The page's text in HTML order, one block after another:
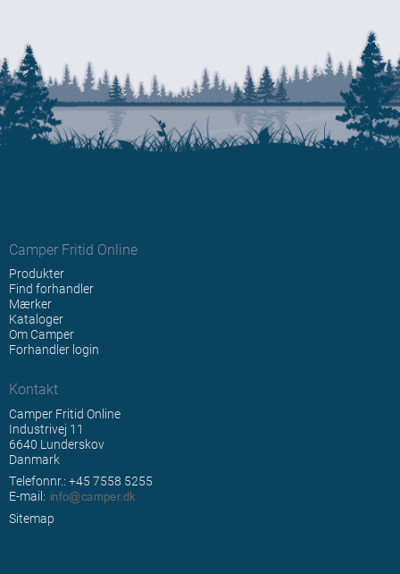
Camper Fritid Online
Produkter
Find forhandler
Mærker
Kataloger
Om Camper
Forhandler login
Kontakt
Camper Fritid Online
Industrivej 11
6640 Lunderskov
Danmark
Telefonnr.: +45 7558 5255
E-mail:
Sitemap